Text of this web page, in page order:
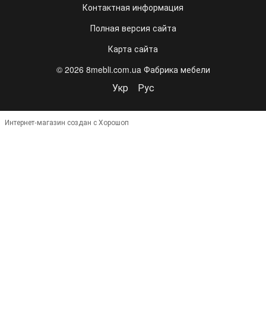
Контактная информация
Полная версия сайта
Карта сайта
© 2026 8mebli.com.ua Фабрика мебели
Укр Рус
Интернет-магазин создан с Хорошоп